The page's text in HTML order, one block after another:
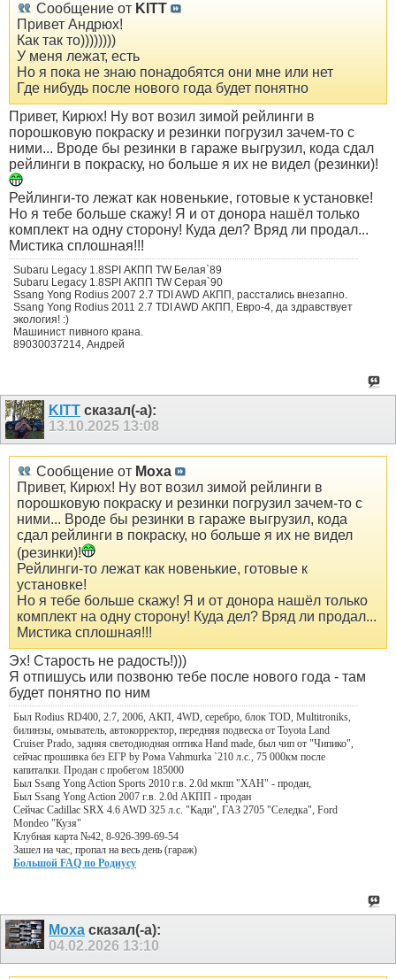
Сообщение от KITT
Привет Андрюх!
Как так то))))))))
У меня лежат, есть
Но я пока не знаю понадобятся они мне или нет
Где нибудь после нового года будет понятно
Привет, Кирюх! Ну вот возил зимой рейлинги в
порошковую покраску и резинки погрузил зачем-то с
ними... Вроде бы резинки в гараже выгрузил, кода сдал
рейлинги в покраску, но больше я их не видел (резинки)!
Рейлинги-то лежат как новенькие, готовые к установке!
Но я тебе больше скажу! Я и от донора нашёл только
комплект на одну сторону! Куда дел? Вряд ли продал...
Мистика сплошная!!!
Subaru Legacy 1.8SPI АКПП TW Белая`89
Subaru Legacy 1.8SPI АКПП TW Серая`90
Ssang Yong Rodius 2007 2.7 TDI AWD АКПП, расстались внезапно.
Ssang Yong Rodius 2011 2.7 TDI AWD АКПП, Евро-4, да здравствует
экология! :)
Машинист пивного крана.
89030037214, Андрей
KITT сказал(-а):
13.10.2025 13:08
Сообщение от Moxa
Привет, Кирюх! Ну вот возил зимой рейлинги в
порошковую покраску и резинки погрузил зачем-то с
ними... Вроде бы резинки в гараже выгрузил, кода
сдал рейлинги в покраску, но больше я их не видел
(резинки)!
Рейлинги-то лежат как новенькие, готовые к
установке!
Но я тебе больше скажу! Я и от донора нашёл только
комплект на одну сторону! Куда дел? Вряд ли продал...
Мистика сплошная!!!
Эх! Старость не радость!)))
Я отпишусь или позвоню тебе после нового года - там
будет понятно по ним
Был Rodius RD400, 2.7, 2006, АКП, 4WD, серебро, блок TOD, Multitroniks,
билинзы, омыватель, автокорректор, передняя подвеска от Toyota Land
Cruiser Prado, задняя светодиодная оптика Hand made, был чип от "Чипико",
сейчас прошивка без ЕГР by Рома Vahmurka `210 л.с., 75 000км после
капиталки. Продан с пробегом 185000
Был Ssang Yong Action Sports 2010 г.в. 2.0d мкпп "ХАН" - продан,
Был Ssang Yong Action 2007 г.в. 2.0d АКПП - продан
Сейчас Cadillac SRX 4.6 AWD 325 л.с. "Кади", ГАЗ 2705 "Селедка", Ford
Mondeo "Кузя"
Клубная карта №42, 8-926-399-69-54
Зашел на час, пропал на весь день (гараж)
Большой FAQ по Родиусу
Moxa сказал(-а):
04.02.2026 13:10